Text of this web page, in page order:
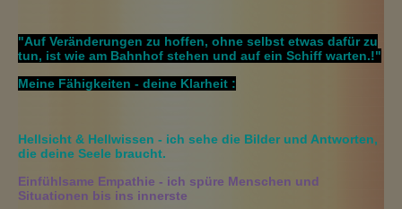
"Auf Veränderungen zu hoffen, ohne selbst etwas dafür zu
tun, ist wie am Bahnhof stehen und auf ein Schiff warten.!"
Meine Fähigkeiten - deine Klarheit :
Hellsicht & Hellwissen - ich sehe die Bilder und Antworten,
die deine Seele braucht.
Einfühlsame Empathie - ich spüre Menschen und
Situationen bis ins innerste